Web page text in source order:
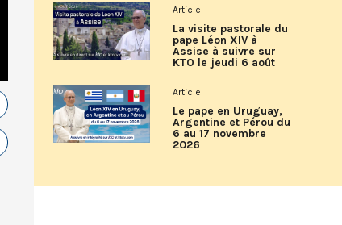
Article
La visite pastorale du
pape Léon XIV à
Assise à suivre sur
KTO le jeudi 6 août
Article
Le pape en Uruguay,
Argentine et Pérou du
6 au 17 novembre
2026